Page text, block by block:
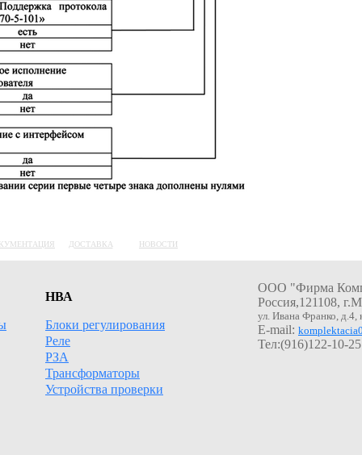
ДОСТАВКА НОВОСТИ
НВА
Блоки регулирования
Реле
РЗА
Трансформаторы
Устройства проверки
ООО "Фирма
Россия,121108,
ул. Ивана Франко, д.4,
E-mail:
Тел:(916)122-10-25